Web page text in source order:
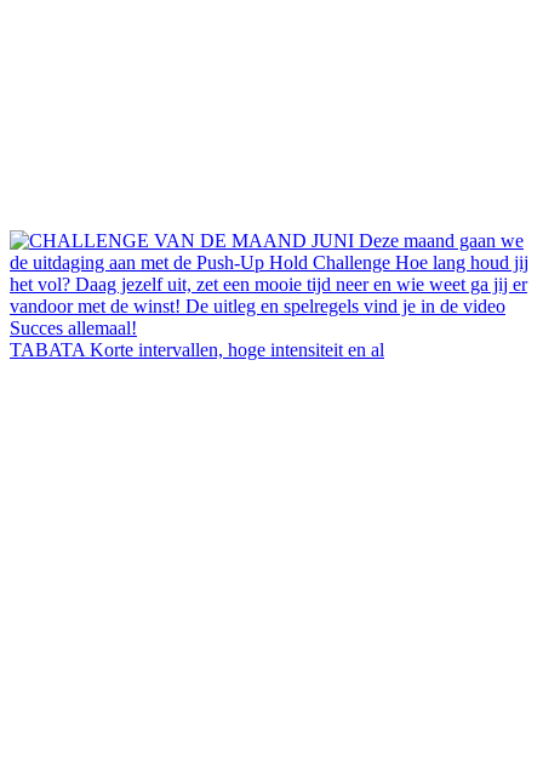
TABATA Korte intervallen, hoge intensiteit en al